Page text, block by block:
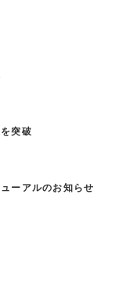
突破
ーアルのお知らせ